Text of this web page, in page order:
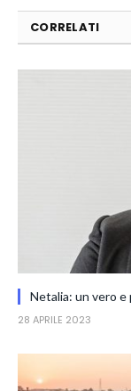
CORRELATI
Netalia: un vero
28 APRILE 2023